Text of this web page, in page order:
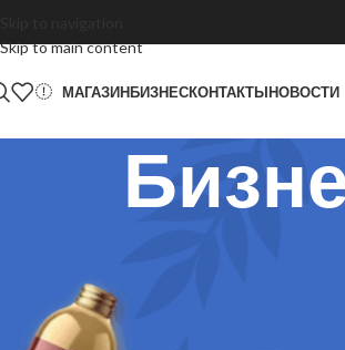
Skip to main content
МАГАЗИНБИЗНЕСКОНТАКТЫНОВОСТИ